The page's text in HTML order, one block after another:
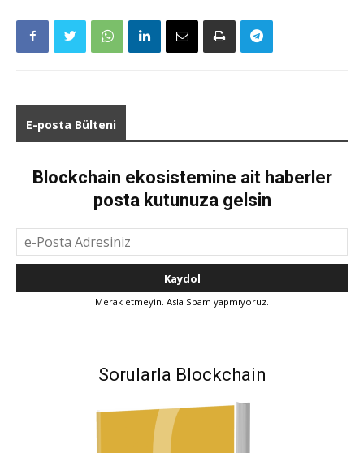
E-posta Bülteni
Blockchain ekosistemine ait haberler
posta kutunuza gelsin
Merak etmeyin. Asla Spam yapmıyoruz.
Sorularla Blockchain